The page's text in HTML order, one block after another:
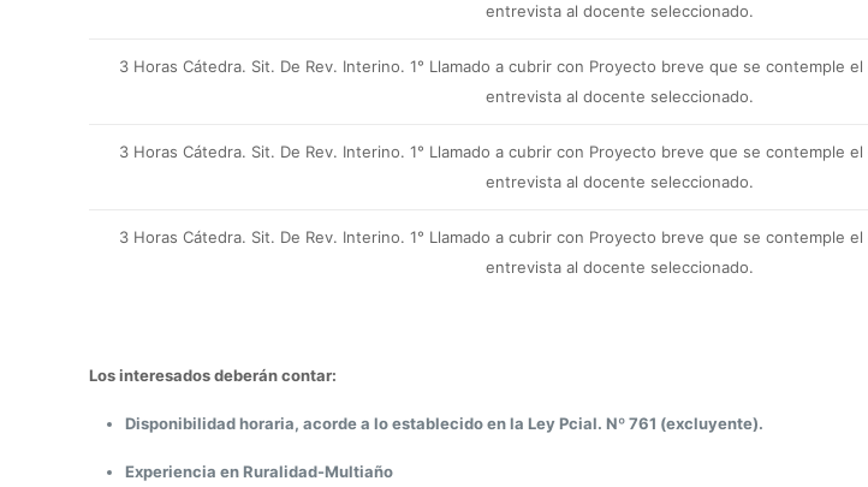
entrevista al docente seleccionado.
3 Horas Cátedra. Sit. De Rev. Interino. 1° Llamado a cubrir con Proyecto breve que se contemple
entrevista al docente seleccionado.
3 Horas Cátedra. Sit. De Rev. Interino. 1° Llamado a cubrir con Proyecto breve que se contemple
entrevista al docente seleccionado.
3 Horas Cátedra. Sit. De Rev. Interino. 1° Llamado a cubrir con Proyecto breve que se contemple
entrevista al docente seleccionado.
Los interesados deberán contar:
Disponibilidad horaria, acorde a lo establecido en la Ley Pcial. Nº 761 (excluyente).
Experiencia en Ruralidad-Multiaño